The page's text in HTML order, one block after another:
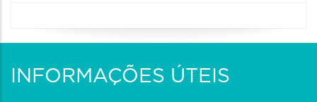
INFORMAÇÕES ÚTEIS